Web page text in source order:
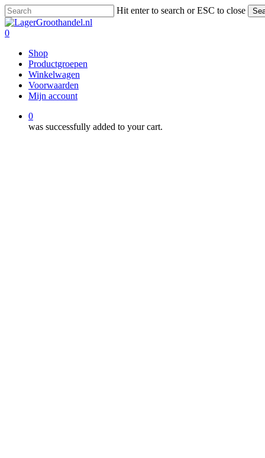
Skip
to
main
Hit enter to search or ESC to close
Close
Search
0
Shop
Productgroepen
Winkelwagen
Voorwaarden
Mijn account
0
was successfully added to your cart.